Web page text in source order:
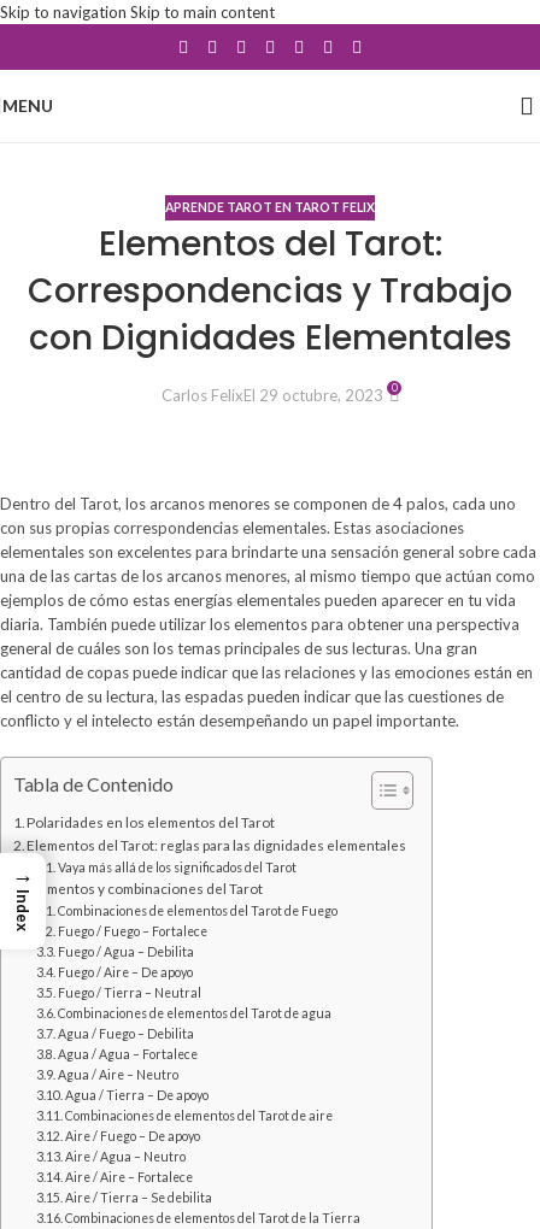
Skip to navigation Skip to main content
MENU
APRENDE TAROT EN TAROT FELIX
Elementos del Tarot:
Correspondencias y Trabajo
con Dignidades Elementales
Carlos FelixEl 29 octubre, 2023 0
Dentro del Tarot, los arcanos menores se componen de 4 palos, cada uno
con sus propias correspondencias elementales. Estas asociaciones
elementales son excelentes para brindarte una sensación general sobre cada
una de las cartas de los arcanos menores, al mismo tiempo que actúan como
ejemplos de cómo estas energías elementales pueden aparecer en tu vida
diaria. También puede utilizar los elementos para obtener una perspectiva
general de cuáles son los temas principales de sus lecturas. Una gran
cantidad de copas puede indicar que las relaciones y las emociones están en
el centro de su lectura, las espadas pueden indicar que las cuestiones de
conflicto y el intelecto están desempeñando un papel importante.
Tabla de Contenido
Polaridades en los elementos del Tarot
Elementos del Tarot: reglas para las dignidades elementales
Vaya más allá de los significados del Tarot
Elementos y combinaciones del Tarot
Combinaciones de elementos del Tarot de Fuego
Fuego / Fuego – Fortalece
Fuego / Agua – Debilita
Fuego / Aire – De apoyo
Fuego / Tierra – Neutral
Combinaciones de elementos del Tarot de agua
Agua / Fuego – Debilita
Agua / Agua – Fortalece
Agua / Aire – Neutro
Agua / Tierra – De apoyo
Combinaciones de elementos del Tarot de aire
Aire / Fuego – De apoyo
Aire / Agua – Neutro
Aire / Aire – Fortalece
Aire / Tierra – Se debilita
Combinaciones de elementos del Tarot de la Tierra
→
Index